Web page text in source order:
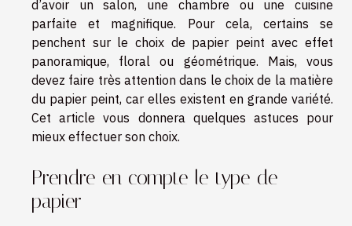
d’avoir un salon, une chambre ou une cuisine
parfaite et magnifique. Pour cela, certains se
penchent sur le choix de papier peint avec effet
panoramique, floral ou géométrique. Mais, vous
devez faire très attention dans le choix de la matière
du papier peint, car elles existent en grande variété.
Cet article vous donnera quelques astuces pour
mieux effectuer son choix.
Prendre en compte le type de
papier